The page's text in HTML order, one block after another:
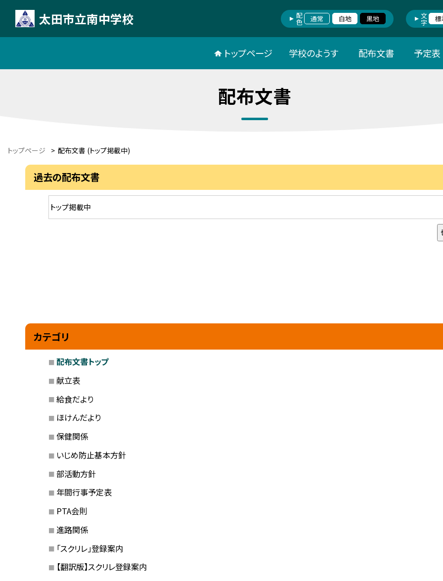
太田市立南中学校 配色 通常 白地 黒地 文字
トップページ 学校のようす 配布文書 予定表
配布文書
トップページ > 配布文書 (トップ掲載中)
過去の配布文書
カテゴリ
配布文書トップ
献立表
給食だより
ほけんだより
保健関係
いじめ防止基本方針
部活動方針
年間行事予定表
PTA会則
進路関係
「スクリレ」登録案内
【翻訳版】スクリレ登録案内